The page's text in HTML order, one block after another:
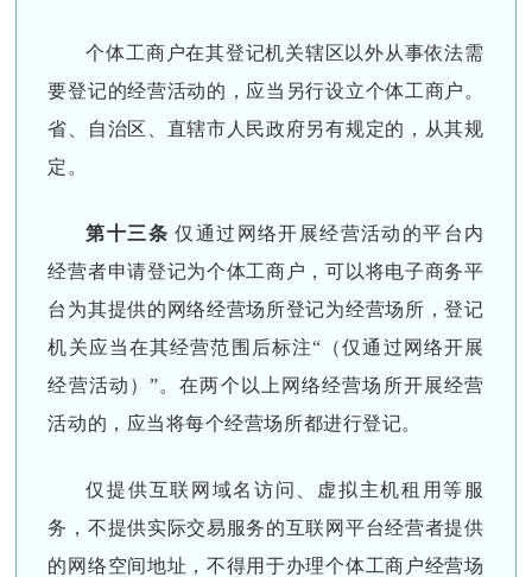
个体工商户在其登记机关辖区以外从事依法需
要登记的经营活动的，应当另行设立个体工商户。
省、自治区、直辖市人民政府另有规定的，从其规
定。
第十三条 仅通过网络开展经营活动的平台内
经营者申请登记为个体工商户，可以将电子商务平
台为其提供的网络经营场所登记为经营场所，登记
机关应当在其经营范围后标注“（仅通过网络开展
经营活动）”。在两个以上网络经营场所开展经营
活动的，应当将每个经营场所都进行登记。
仅提供互联网域名访问、虚拟主机租用等服
务，不提供实际交易服务的互联网平台经营者提供
的网络空间地址，不得用于办理个体工商户经营场